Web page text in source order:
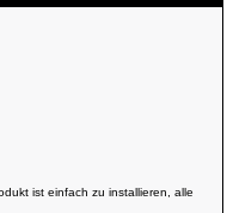
ist einfach zu installieren, alle